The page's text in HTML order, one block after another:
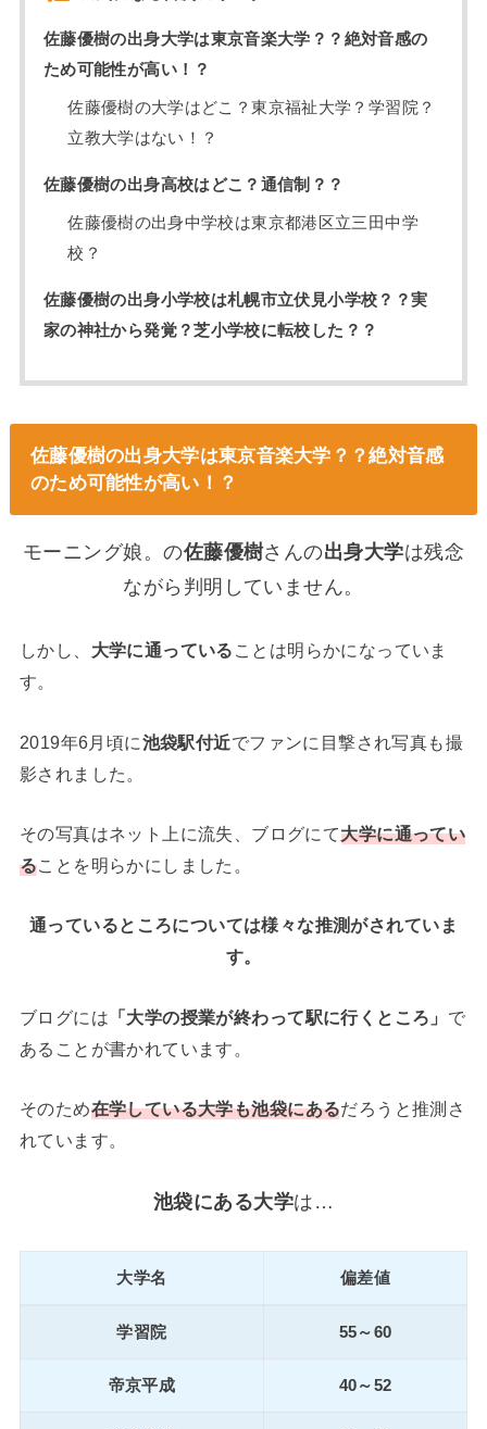
佐藤優樹の出身大学は東京音楽大学？？絶対音感の
ため可能性が高い！？
佐藤優樹の大学はどこ？東京福祉大学？学習院？
立教大学はない！？
佐藤優樹の出身高校はどこ？通信制？？
佐藤優樹の出身中学校は東京都港区立三田中学
校？
佐藤優樹の出身小学校は札幌市立伏見小学校？？実
家の神社から発覚？芝小学校に転校した？？
佐藤優樹の出身大学は東京音楽大学？？絶対音感
のため可能性が高い！？
モーニング娘。の佐藤優樹さんの出身大学は残念
ながら判明していません。
しかし、 大学に通っている ことは明らかになっていま
す。
2019年6月頃に池袋駅付近でファンに目撃され写真も撮
影されました。
その写真はネット上に流失、ブログにて大学に通ってい
ることを明らかにしました。
通っているところについては様々な推測がされていま
す。
ブログには 「大学の授業が終わって駅に行くところ」 で
あることが書かれています。
そのため在学している大学も池袋にあるだろうと推測さ
れています。
池袋にある大学は…
大学名 偏差値
学習院 55～60
帝京平成 40～52